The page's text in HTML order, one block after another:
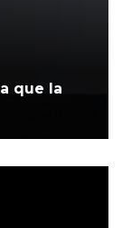
que la